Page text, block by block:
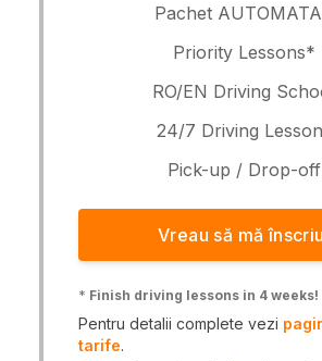
Pachet
Priority Lessons*
RO/EN Driving
24/7 Driving
Pick-up / Drop-off
Vreau să mă
* Finish driving lessons in 4 weeks!
Pentru detalii complete vezi
tarife.